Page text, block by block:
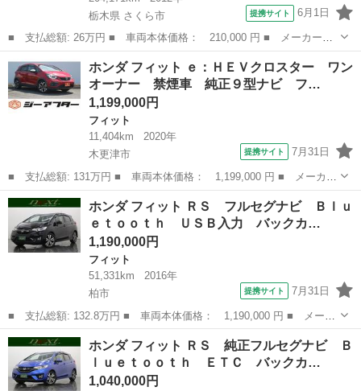
栃木県 さくら市
提携サイト 6月1日
■ 支払総額: 26万円 ■ 車両本体価格： 210,000 円 ■ メーカー
名： ホンダ ■ 車種名： フィットシャトルハイブリッド ■ グレ
ード名： ハイブリッド・スマートセレクション ハイブリッド バ
ックカメラ ナビ...
栃木 さくら市 フィット
ホンダ フィット ｅ：ＨＥＶクロスター ワン
オーナー 禁煙車 純正９型ナビ フ…
1,199,000円
フィット
11,404km
2020年
木更津市
提携サイト 7月31日
■ 支払総額: 131万円 ■ 車両本体価格： 1,199,000 円 ■ メーカー
名： ホンダ ■ 車種名： フィット ■ グレード名： ｅ：ＨＥＶ
クロスター ワンオーナー 禁煙車 純正９型ナビ フルセグＴＶ
レーダーク...
千葉 木更津市 フィット
ホンダ フィット ＲＳ フルセグナビ Ｂｌｕ
ｅｔｏｏｔｈ ＵＳＢ入力 バックカ…
1,190,000円
フィット
51,331km
2016年
柏市
提携サイト 7月31日
■ 支払総額: 132.8万円 ■ 車両本体価格： 1,190,000 円 ■ メーカ
ー名： ホンダ ■ 車種名： フィット ■ グレード名： ＲＳ フ
ルセグナビ Ｂｌｕｅｔｏｏｔｈ ＵＳＢ入力 バックカメラ クル
コン ス...
千葉 柏市 フィット
ホンダ フィット ＲＳ 純正フルセグナビ Ｂ
ｌｕｅｔｏｏｔｈ ＥＴＣ バックカ…
1,040,000円